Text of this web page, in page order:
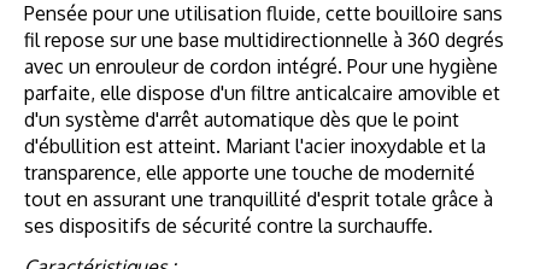
Pensée pour une utilisation fluide, cette bouilloire sans
fil repose sur une base multidirectionnelle à 360 degrés
avec un enrouleur de cordon intégré. Pour une hygiène
parfaite, elle dispose d'un filtre anticalcaire amovible et
d'un système d'arrêt automatique dès que le point
d'ébullition est atteint. Mariant l'acier inoxydable et la
transparence, elle apporte une touche de modernité
tout en assurant une tranquillité d'esprit totale grâce à
ses dispositifs de sécurité contre la surchauffe.